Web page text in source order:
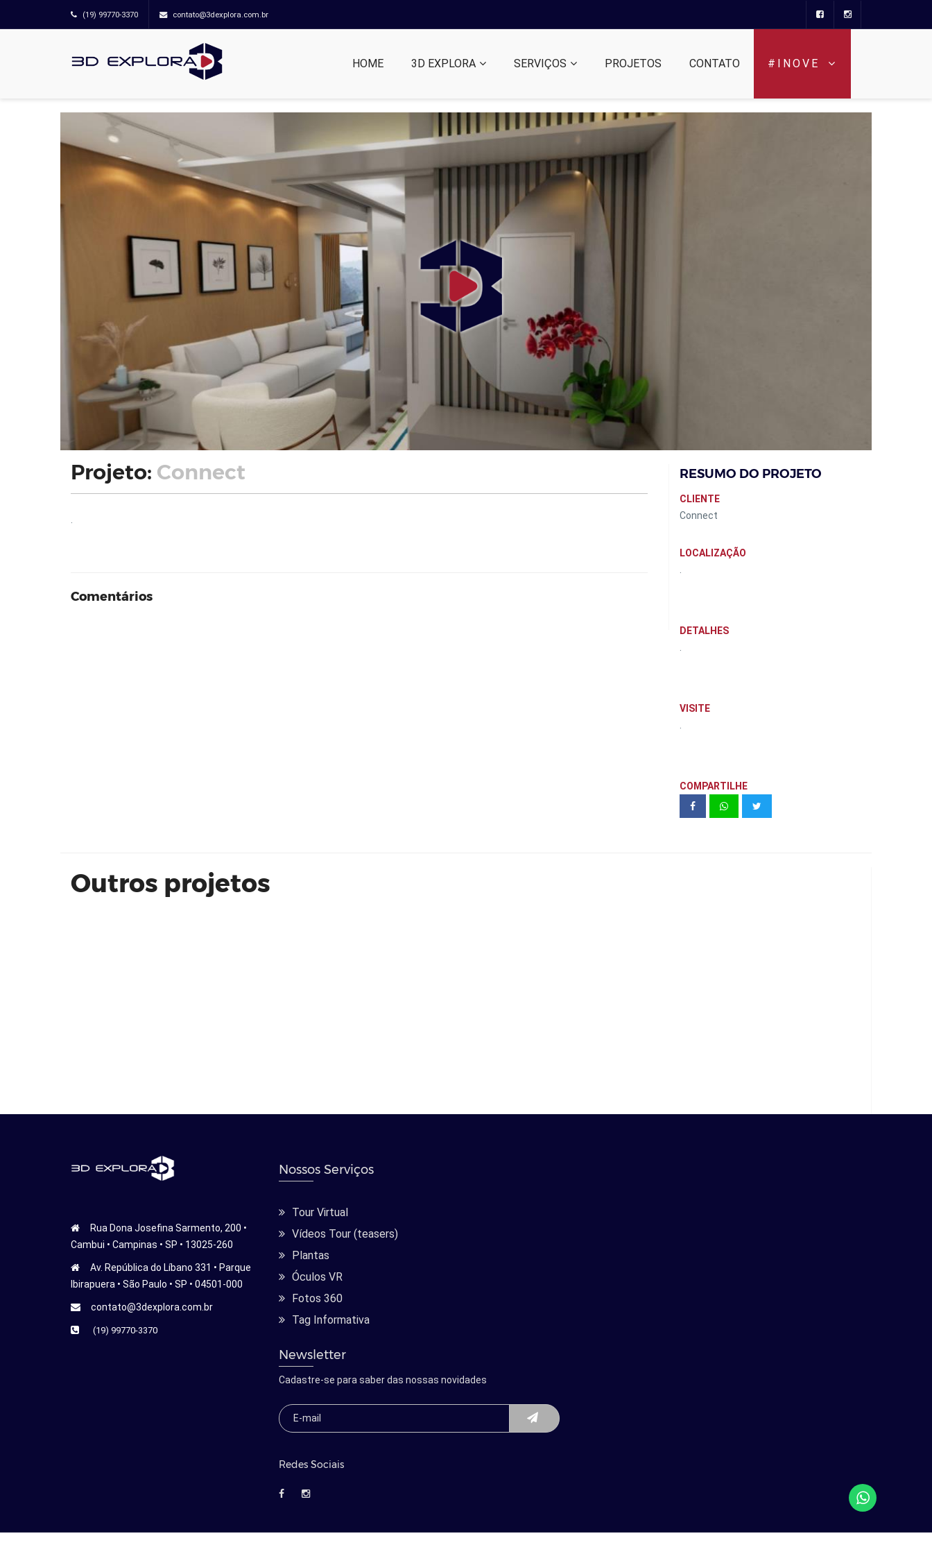
(19) 99770-3370 contato@3dexplora.com.br
HOME 3D EXPLORA SERVIÇOS PROJETOS CONTATO #INOVE
Projeto: Connect
Comentários
RESUMO DO PROJETO
CLIENTE
Connect
LOCALIZAÇÃO
DETALHES
VISITE
COMPARTILHE
Outros projetos
Unidade modelo Monumento - Torre
Rua Dona Josefina Sarmento, 200 •
Cambui • Campinas • SP • 13025-260
Av. República do Líbano 331 • Parque
Ibirapuera • São Paulo • SP • 04501-000
contato@3dexplora.com.br
(19) 99770-3370
Nossos Serviços
Tour Virtual
Vídeos Tour (teasers)
Plantas
Óculos VR
Fotos 360
Tag Informativa
Newsletter
Cadastre-se para saber das nossas novidades
Redes Sociais